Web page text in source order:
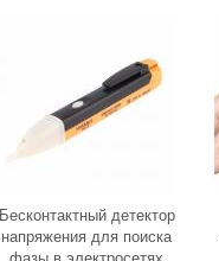
Бесконтактный детектор
напряжения для поиска